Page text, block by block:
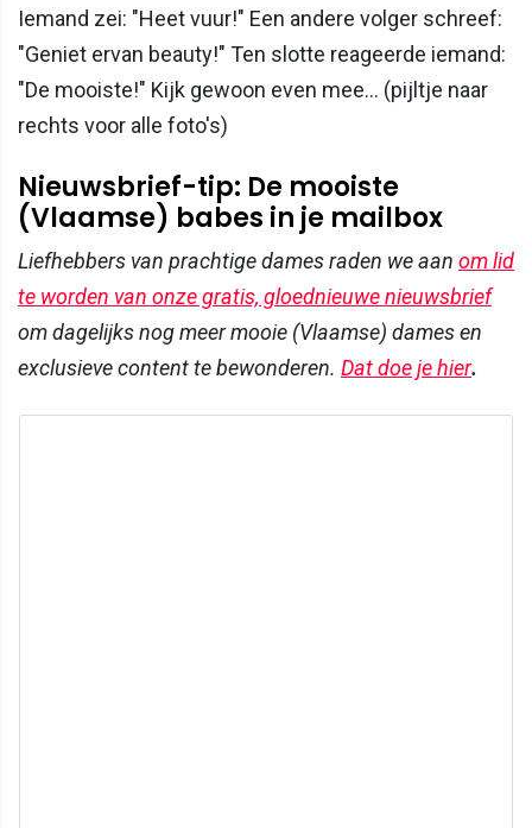
Iemand zei: "Heet vuur!" Een andere volger schreef:
"Geniet ervan beauty!" Ten slotte reageerde iemand:
"De mooiste!" Kijk gewoon even mee... (pijltje naar
rechts voor alle foto's)
Nieuwsbrief-tip: De mooiste
(Vlaamse) babes in je mailbox
Liefhebbers van prachtige dames raden we aan om lid
te worden van onze gratis, gloednieuwe nieuwsbrief
om dagelijks nog meer mooie (Vlaamse) dames en
exclusieve content te bewonderen. Dat doe je hier.